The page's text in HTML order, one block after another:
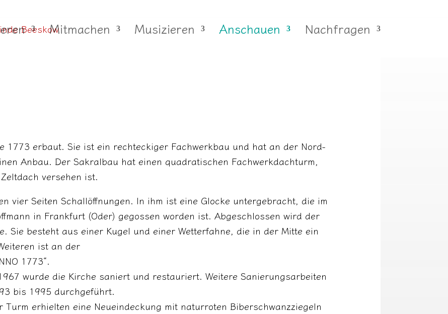
Mitmachen Musizieren Anschauen Nachfragen
1773 erbaut. Sie ist ein rechteckiger Fachwerkbau und hat an der Nord-
Anbau. Der Sakralbau hat einen quadratischen Fachwerkdachturm,
versehen ist.
vier Seiten Schallöffnungen. In ihm ist eine Glocke untergebracht, die im
in Frankfurt (Oder) gegossen worden ist. Abgeschlossen wird der
Sie besteht aus einer Kugel und einer Wetterfahne, die in der Mitte ein
ist an der
1773“.
wurde die Kirche saniert und restauriert. Weitere Sanierungsarbeiten
bis 1995 durchgeführt.
Turm erhielten eine Neueindeckung mit naturroten Biberschwanzziegeln